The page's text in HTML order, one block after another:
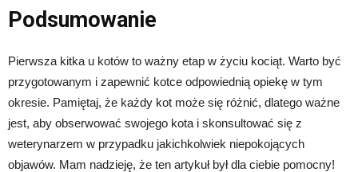
Podsumowanie
Pierwsza kitka u kotów to ważny etap w życiu kociąt. Warto być
przygotowanym i zapewnić kotce odpowiednią opiekę w tym
okresie. Pamiętaj, że każdy kot może się różnić, dlatego ważne
jest, aby obserwować swojego kota i skonsultować się z
weterynarzem w przypadku jakichkolwiek niepokojących
objawów. Mam nadzieję, że ten artykuł był dla ciebie pomocny!